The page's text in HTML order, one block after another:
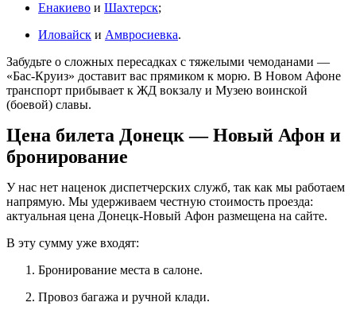
Енакиево и Шахтерск;
Иловайск и Амвросиевка.
Забудьте о сложных пересадках с тяжелыми чемоданами —
«Бас-Круиз» доставит вас прямиком к морю. В Новом Афоне
транспорт прибывает к ЖД вокзалу и Музею воинской
(боевой) славы.
Цена билета Донецк — Новый Афон и
бронирование
У нас нет наценок диспетчерских служб, так как мы работаем
напрямую. Мы удерживаем честную стоимость проезда:
актуальная цена Донецк-Новый Афон размещена на сайте.
В эту сумму уже входят:
Бронирование места в салоне.
Провоз багажа и ручной клади.